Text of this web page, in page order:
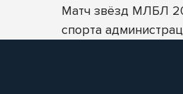
Матч звёзд МЛБЛ
спорта